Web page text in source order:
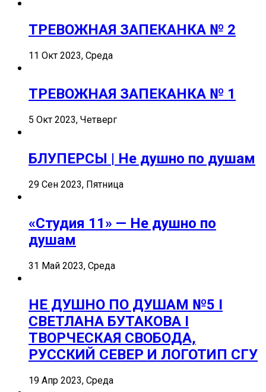
ТРЕВОЖНАЯ ЗАПЕКАНКА № 2
11 Окт 2023, Среда
ТРЕВОЖНАЯ ЗАПЕКАНКА № 1
5 Окт 2023, Четверг
БЛУПЕРСЫ | Не душно по душам
29 Сен 2023, Пятница
«Студия 11» — Не душно по
душам
31 Май 2023, Среда
НЕ ДУШНО ПО ДУШАМ №5 I
СВЕТЛАНА БУТАКОВА I
ТВОРЧЕСКАЯ СВОБОДА,
РУССКИЙ СЕВЕР И ЛОГОТИП СГУ
19 Апр 2023, Среда